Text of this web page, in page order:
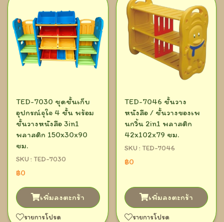
TED-7030 ชุดชั้นเก็บ
อุปกรณ์จุใจ 4 ชั้น พร้อม
ชั้นวางหนังสือ 3in1
พลาสติก 150x30x90
ซม.
SKU : TED-7030
฿0
เพิ่มลงตะกร้า
รายการโปรด
TED-7046 ชั้นวาง
หนังสือ / ชั้นวางของเพ
นกวิ้น 2in1 พลาสติก
42x102x79 ซม.
SKU : TED-7046
฿0
เพิ่มลงตะกร้า
รายการโปรด